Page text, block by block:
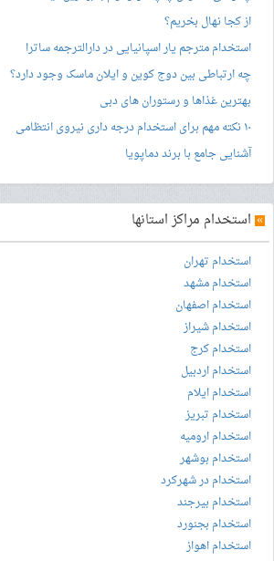
از کجا نهال بخریم؟
استخدام مترجم یار اسپانیایی در دارالترجمه ساترا
چه ارتباطی بین دوج کوین و ایلان ماسک وجود دارد؟
بهترین غذاها و رستوران های دبی
۱۰ نکته مهم برای استخدام درجه داری نیروی انتظامی
آشنایی جامع با برند دماپویا
» استخدام مراکز استانها
استخدام تهران
استخدام مشهد
استخدام اصفهان
استخدام شیراز
استخدام کرج
استخدام اردبیل
استخدام ایلام
استخدام تبریز
استخدام ارومیه
استخدام بوشهر
استخدام در شهرکرد
استخدام بیرجند
استخدام بجنورد
استخدام اهواز